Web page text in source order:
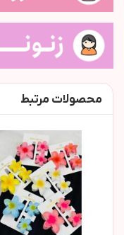
محصولات مرتبط